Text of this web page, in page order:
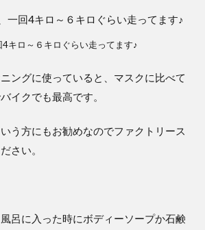
キロ～６キロぐらい走ってます♪
ングに使っていると、マスクに比べて
イクでも最高です。
う方にもお勧めなのでファクトリース
さい。
呂に入った時にボディーソープか石鹸